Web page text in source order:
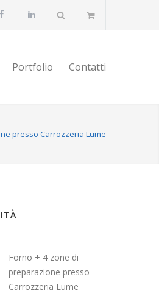
Portfolio Contatti
presso Carrozzeria Lume
Forno + 4 zone di
preparazione presso
Carrozzeria Lume